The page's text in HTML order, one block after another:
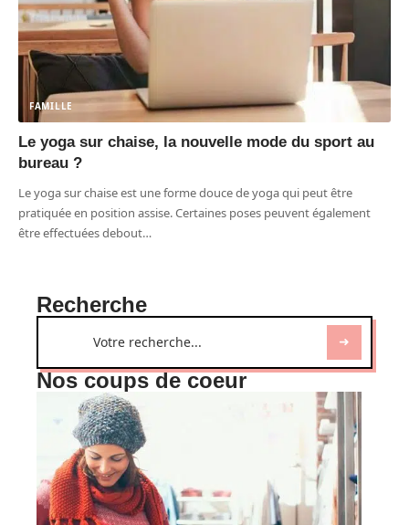
FAMILLE
Le yoga sur chaise, la nouvelle mode du sport au
bureau ?
Le yoga sur chaise est une forme douce de yoga qui peut être
pratiquée en position assise. Certaines poses peuvent également
être effectuées debout…
Recherche
Nos coups de coeur